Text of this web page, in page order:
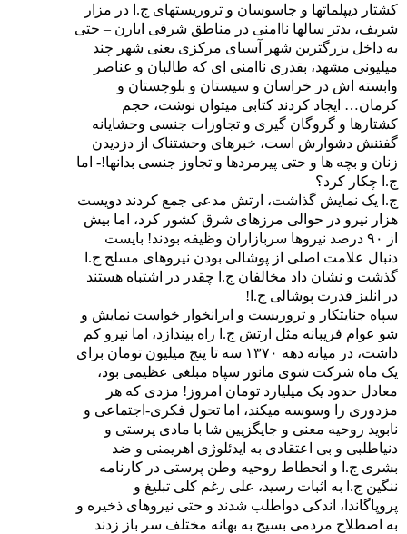
کشتار دیپلماتها و جاسوسان و تروریستهای ج.ا در مزار
شریف، بدتر سالها ناامنی در مناطق شرقی ایارن – حتی
به داخل بزرگترین شهر آسیای مرکزی یعنی شهر چند
میلیونی مشهد، بقدری ناامنی ای که طالبان و عناصر
وابسته اش در خراسان و سیستان و بلوچستان و
کرمان… ایجاد کردند کتابی میتوان نوشت، حجم
کشتارها و گروگان گیری و تجاوزات جنسی وحشایانه
گفتنش دشوارش است، خبرهای وحشتناک از دزدیدن
زنان و بچه ها و حتی پیرمردها و تجاوز جنسی بدانها!- اما
ج.ا چکار کرد؟
ج.ا یک نمایش گذاشت، ارتش مدعی جمع کردند دویست
هزار نیرو در حوالی مرزهای شرق کشور کرد، اما بیش
از ۹۰ درصد نیروها سربازاران وظیفه بودند! بایست
دنبال علامت اصلی از پوشالی بودن نیروهای مسلح ج.ا
گذشت و نشان داد مخالفان ج.ا چقدر در اشتباه هستند
در انلیز قدرت پوشالی ج.ا!
سپاه جنایتکار و تروریست و ایرانخوار خواست نمایش و
شو عوام فریبانه مثل ارتش ج.ا راه بیندازد، اما نیرو کم
داشت، در میانه دهه ۱۳۷۰ سه تا پنج میلیون تومان برای
یک ماه شرکت شوی مانور سپاه مبلغی عظیمی بود،
معادل حدود یک میلیارد تومان امروز! مزدی که هر
مزدوری را وسوسه میکند، اما تحول فکری-اجتماعی و
نابوید روحیه معنی و جایگزیین شا با مادی پرستی و
دنیاطلبی و بی اعتقادی به ایدئلوژی اهریمنی و ضد
بشری ج.ا و انحطاط روحیه وطن پرستی در کارنامه
ننگین ج.ا به اثبات رسید، علی رغم کلی تبلیغ و
پروپاگاندا، اندکی دواطلب شدند و حتی نیروهای ذخیره و
به اصطلاح مردمی بسیج به بهانه مختلف سر باز زدند